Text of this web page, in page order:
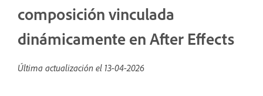
composición vinculada
dinámicamente en After Effects
Última actualización el 13-04-2026